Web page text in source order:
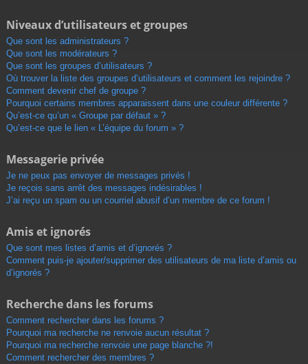
Niveaux d’utilisateurs et groupes
Que sont les administrateurs ?
Que sont les modérateurs ?
Que sont les groupes d’utilisateurs ?
Où trouver la liste des groupes d’utilisateurs et comment les rejoindre ?
Comment devenir chef de groupe ?
Pourquoi certains membres apparaissent dans une couleur différente ?
Qu’est-ce qu’un « Groupe par défaut » ?
Qu’est-ce que le lien « L’équipe du forum » ?
Messagerie privée
Je ne peux pas envoyer de messages privés !
Je reçois sans arrêt des messages indésirables !
J’ai reçu un spam ou un courriel abusif d’un membre de ce forum !
Amis et ignorés
Que sont mes listes d’amis et d’ignorés ?
Comment puis-je ajouter/supprimer des utilisateurs de ma liste d’amis ou
d’ignorés ?
Recherche dans les forums
Comment rechercher dans les forums ?
Pourquoi ma recherche ne renvoie aucun résultat ?
Pourquoi ma recherche renvoie une page blanche ?!
Comment rechercher des membres ?